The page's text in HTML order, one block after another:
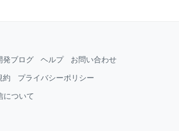
発ブログ ヘルプ お問い合わせ
約 プライバシーポリシー
について